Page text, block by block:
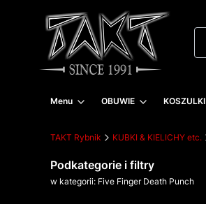
Menu OBUWIE KOSZULKI
TAKT Rybnik KUBKI & KIELICHY etc.
Podkategorie i filtry
w kategorii: Five Finger Death Punch